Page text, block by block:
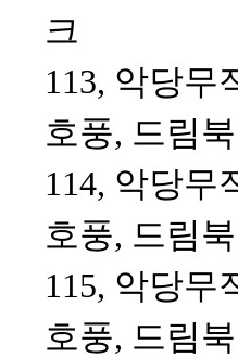
크
113, 악당무
호풍, 드림
114, 악당무
호풍, 드림
115, 악당무
호풍, 드림